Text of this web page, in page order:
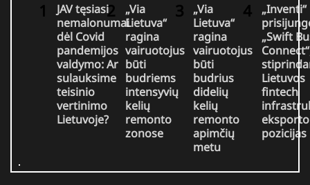
JAV tęsiasi
nemalonumai
dėl Covid
pandemijos
valdymo: Ar
sulauksime
teisinio
vertinimo
Lietuvoje?
„Via
Lietuva“
ragina
vairuotojus
būti
budriems
intensyvių
kelių
remonto
zonose
„Via
Lietuva“
ragina
vairuotojus
būti
budrius
didelių
kelių
remonto
apimčių
metu
„Inventi“
„Swift
Lietuvos
fintech
eksporto
pozicijas